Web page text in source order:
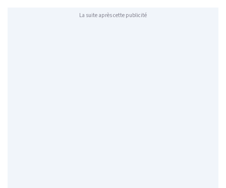
La suite après cette publicité